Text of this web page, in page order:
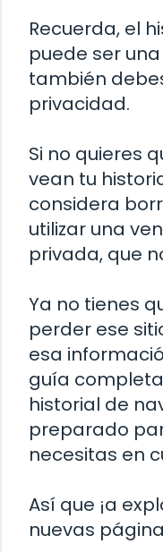
Recuerda, el
puede ser
también
privacidad.
Si no quieres
vean tu
considera
utilizar una
privada, que
Ya no tienes
perder ese
esa
guía
historial de
preparado
necesitas en
Así que ¡a
nuevas